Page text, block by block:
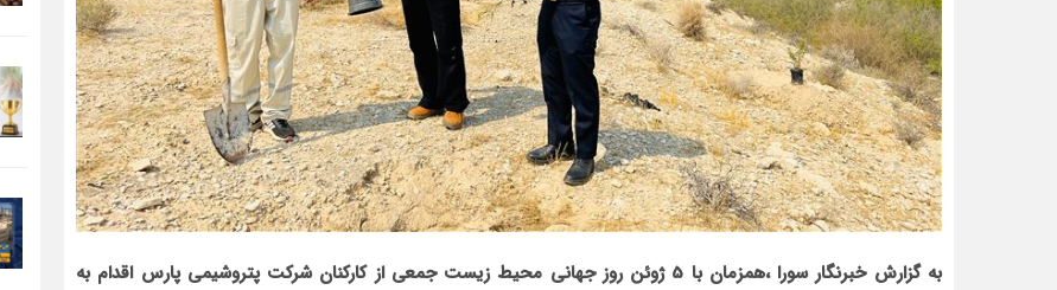
به گزارش خبرنگار سورا ،همزمان با 5 ژوئن روز جهانی محیط زیست جمعی از کارکنان شرکت پتروشیمی پارس اقدام به